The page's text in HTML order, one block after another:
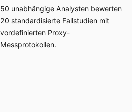
50 unabhängige Analysten bewerten
20 standardisierte Fallstudien mit
vordefinierten Proxy-
Messprotokollen.